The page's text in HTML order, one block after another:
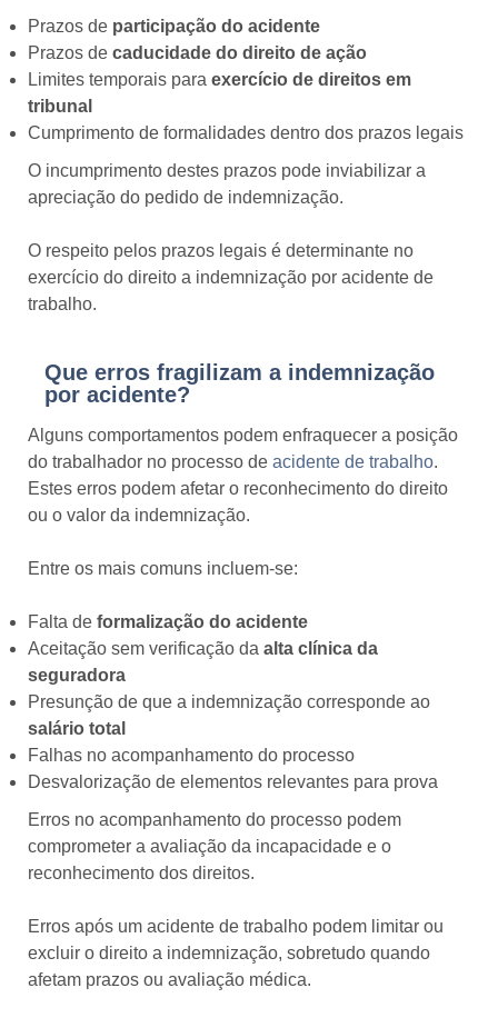
Prazos de participação do acidente
Prazos de caducidade do direito de ação
Limites temporais para exercício de direitos em
tribunal
Cumprimento de formalidades dentro dos prazos legais
O incumprimento destes prazos pode inviabilizar a
apreciação do pedido de indemnização.
O respeito pelos prazos legais é determinante no
exercício do direito a indemnização por acidente de
trabalho.
Que erros fragilizam a indemnização
por acidente?
Alguns comportamentos podem enfraquecer a posição
do trabalhador no processo de acidente de trabalho.
Estes erros podem afetar o reconhecimento do direito
ou o valor da indemnização.
Entre os mais comuns incluem-se:
Falta de formalização do acidente
Aceitação sem verificação da alta clínica da
seguradora
Presunção de que a indemnização corresponde ao
salário total
Falhas no acompanhamento do processo
Desvalorização de elementos relevantes para prova
Erros no acompanhamento do processo podem
comprometer a avaliação da incapacidade e o
reconhecimento dos direitos.
Erros após um acidente de trabalho podem limitar ou
excluir o direito a indemnização, sobretudo quando
afetam prazos ou avaliação médica.